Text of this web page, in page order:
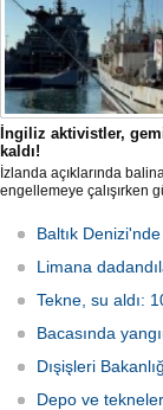
İngiliz aktivistler,
kaldı!
İzlanda açıklarında
engellemeye çalışırken
protesto gemisindeki 21
günlerdir gemiden
verilmediğini ve temel
edildiğini öne sürdü.
Britanyalı aktivist de
Baltık Denizi'nde
Limana
Tekne, su aldı:
Bacasında
Dışişleri
Depo ve